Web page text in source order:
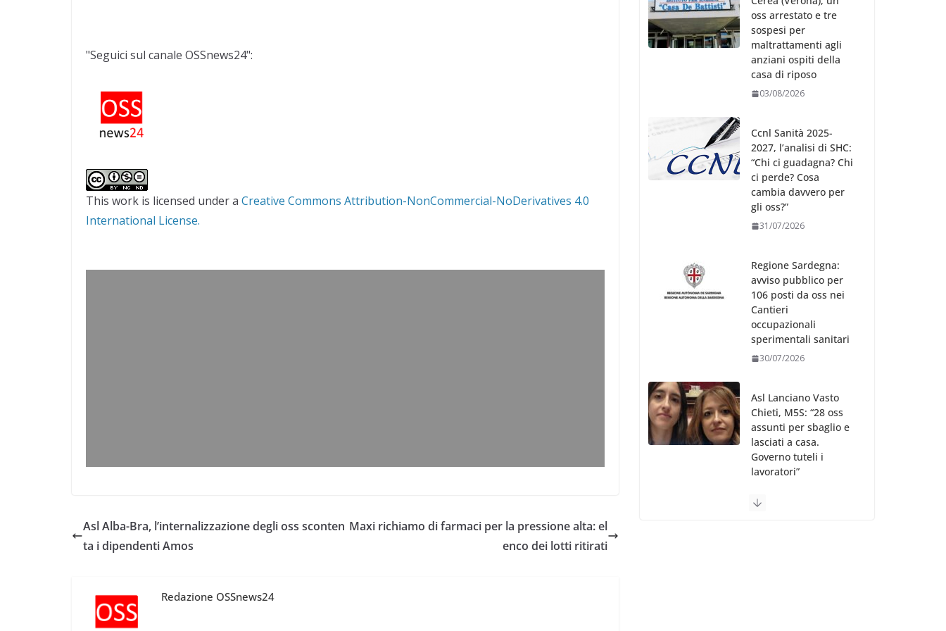
"Seguici sul canale OSSnews24":
This work is licensed under a Creative Commons Attribution-NonCommercial-NoDerivatives 4.0
International License.
Asl Alba-Bra, l’internalizzazione degli oss sconten
ta i dipendenti Amos
Maxi richiamo di farmaci per la pressione alta: el
enco dei lotti ritirati
Redazione OSSnews24
oss arrestato e tre
sospesi per
maltrattamenti agli
anziani ospiti della
casa di riposo
03/08/2026
Ccnl Sanità 2025-
2027, l’analisi di SHC:
“Chi ci guadagna? Chi
ci perde? Cosa
cambia davvero per
gli oss?”
31/07/2026
Regione Sardegna:
avviso pubblico per
106 posti da oss nei
Cantieri
occupazionali
sperimentali sanitari
30/07/2026
Asl Lanciano Vasto
Chieti, M5S: “28 oss
assunti per sbaglio e
lasciati a casa.
Governo tuteli i
lavoratori”